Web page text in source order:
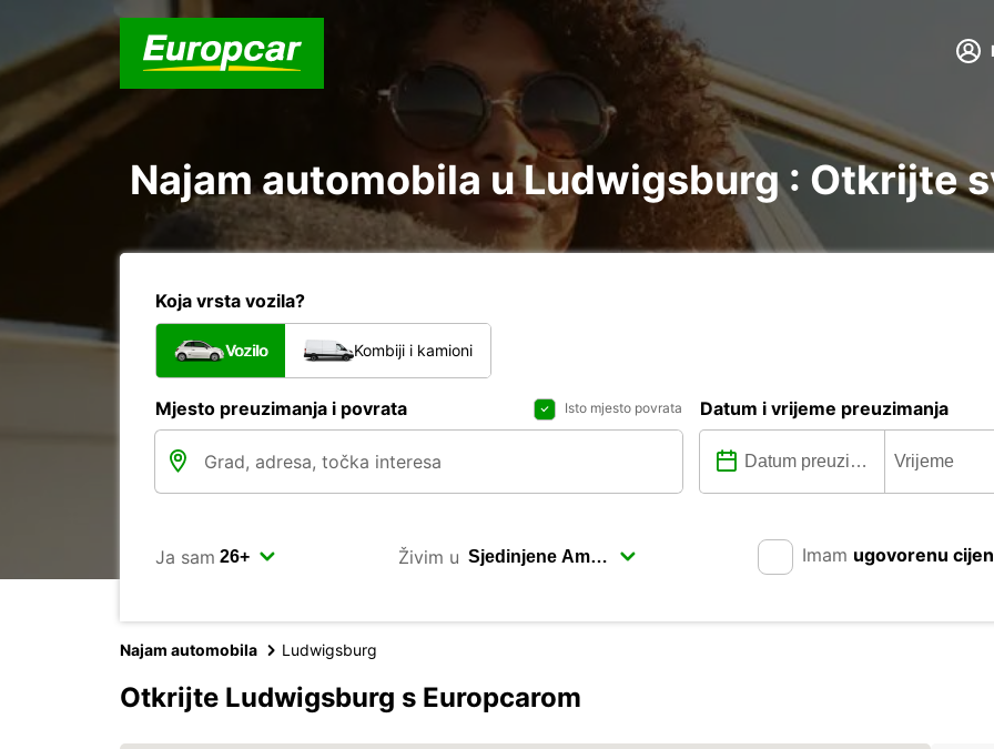
Najam automobila u Ludwigsburg : Otkrijte
Koja vrsta vozila?
Vozilo Kombiji i kamioni
Mjesto preuzimanja i povrata Isto mjesto povrata Datum i vrijeme preuzimanja
Ja sam Živim u Imam ugovorenu
Najam automobila Ludwigsburg
Otkrijte Ludwigsburg s Europcarom